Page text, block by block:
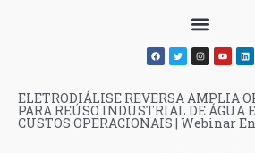
ELETRODIÁLISE REVERSA AMPLIA
PARA REÚSO INDUSTRIAL DE ÁGUA
CUSTOS OPERACIONAIS | Webinar